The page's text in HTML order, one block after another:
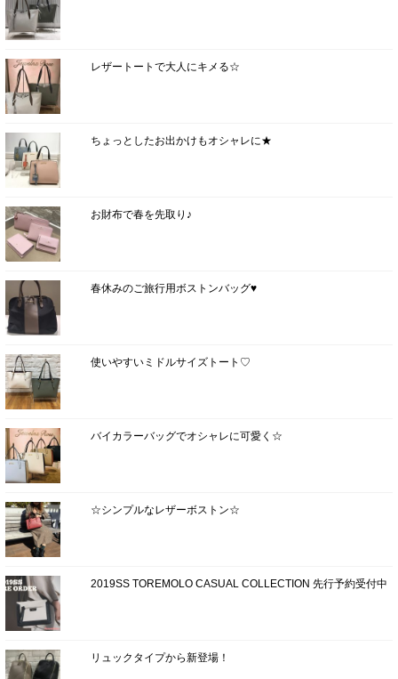
レザートートで大人にキメる☆
ちょっとしたお出かけもオシャレに★
お財布で春を先取り♪
春休みのご旅行用ボストンバッグ♥
使いやすいミドルサイズトート♡
バイカラーバッグでオシャレに可愛く☆
☆シンプルなレザーボストン☆
2019SS TOREMOLO CASUAL COLLECTION 先行予約受付中
リュックタイプから新登場！